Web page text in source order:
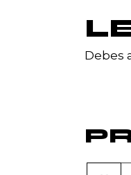
Debes